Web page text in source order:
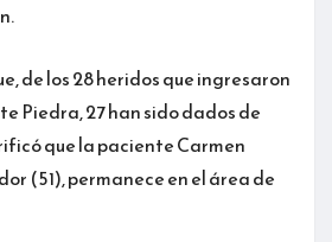
de los 28 heridos que ingresaron
Piedra, 27 han sido dados de
que la paciente Carmen
(51), permanece en el área de